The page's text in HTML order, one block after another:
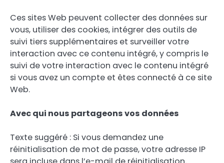
Ces sites Web peuvent collecter des données sur
vous, utiliser des cookies, intégrer des outils de
suivi tiers supplémentaires et surveiller votre
interaction avec ce contenu intégré, y compris le
suivi de votre interaction avec le contenu intégré
si vous avez un compte et êtes connecté à ce site
Web.
Avec qui nous partageons vos données
Texte suggéré : Si vous demandez une
réinitialisation de mot de passe, votre adresse IP